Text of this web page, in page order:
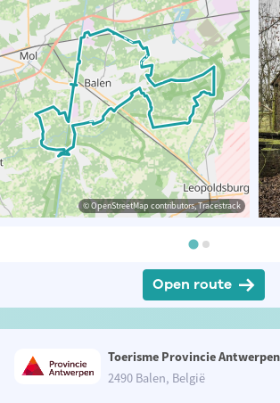
© OpenStreetMap contributors, Tracestrack
Open route
Toerisme Provincie Antwerpen
2490 Balen, België